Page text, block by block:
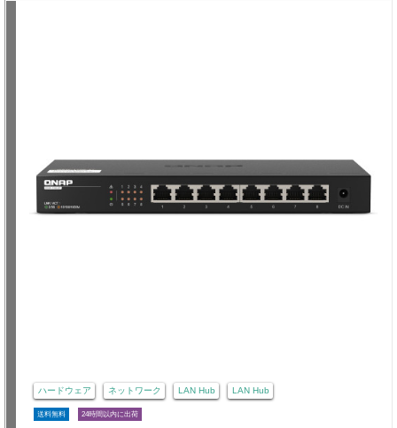
ハードウェア ネットワーク LAN Hub LAN Hub
送料無料 24時間以内に出荷